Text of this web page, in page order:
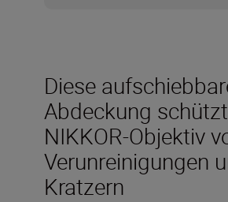
Diese
Abdeckung
NIKKOR-Objektiv
Verunreinigungen
Kratzern